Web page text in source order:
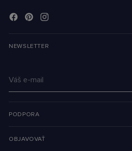
NEWSLETTER
e-
PODPORA
OBJAVOVAŤ